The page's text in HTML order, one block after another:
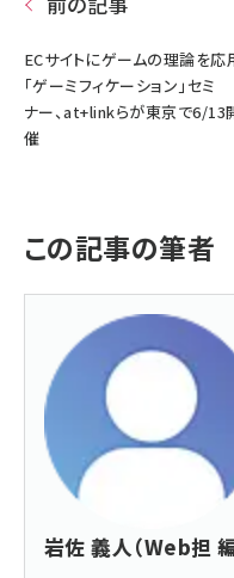
ECサイトにゲームの理論を応
「ゲーミフィケーション」セミ
ナー、at+linkらが東京で6/13
催
この記事の筆者
岩佐 義人（Web担